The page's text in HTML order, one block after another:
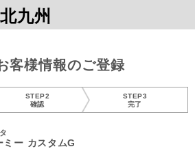
九州
客様情報のご登録
STEP2
確認
STEP3
完了
ミー カスタムG